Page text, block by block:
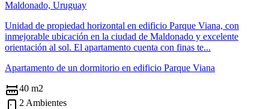
Maldonado, Uruguay
Unidad de propiedad horizontal en edificio Parque Viana, con
inmejorable ubicación en la ciudad de Maldonado y excelente
orientación al sol. El apartamento cuenta con finas te...
Apartamento de un dormitorio en edificio Parque Viana
40 m2
2 Ambientes